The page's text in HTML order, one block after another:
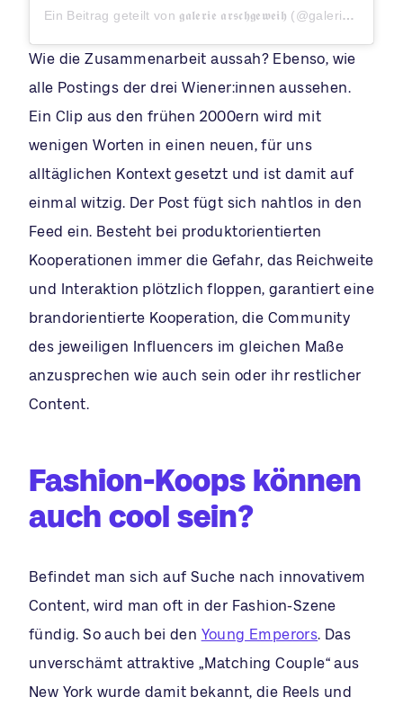
Ein Beitrag geteilt von 𝖌𝖆𝖑𝖊𝖗𝖎𝖊 𝖆𝖗𝖘𝖈𝖍𝖌𝖊𝖜𝖊𝖎𝖍 (@galerie.arschgeweih)
Wie die Zusammenarbeit aussah? Ebenso, wie
alle Postings der drei Wiener:innen aussehen.
Ein Clip aus den frühen 2000ern wird mit
wenigen Worten in einen neuen, für uns
alltäglichen Kontext gesetzt und ist damit auf
einmal witzig. Der Post fügt sich nahtlos in den
Feed ein. Besteht bei produktorientierten
Kooperationen immer die Gefahr, das Reichweite
und Interaktion plötzlich floppen, garantiert eine
brandorientierte Kooperation, die Community
des jeweiligen Influencers im gleichen Maße
anzusprechen wie auch sein oder ihr restlicher
Content.
Fashion-Koops können
auch cool sein?
Befindet man sich auf Suche nach innovativem
Content, wird man oft in der Fashion-Szene
fündig. So auch bei den Young Emperors. Das
unverschämt attraktive „Matching Couple“ aus
New York wurde damit bekannt, die Reels und